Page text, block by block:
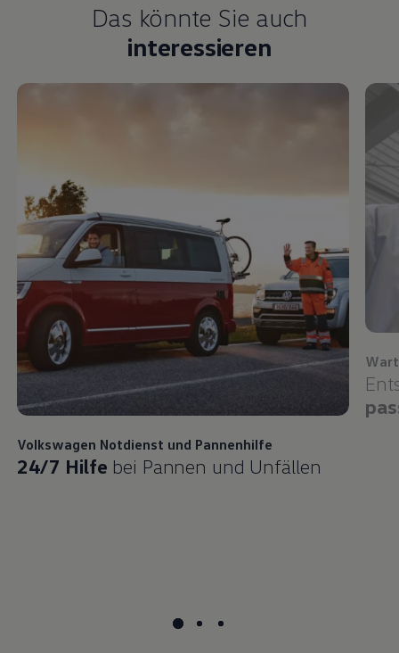
Das könnte Sie auch
interessieren
Volkswagen Notdienst und Pannenhilfe
24/7 Hilfe bei Pannen und Unfällen